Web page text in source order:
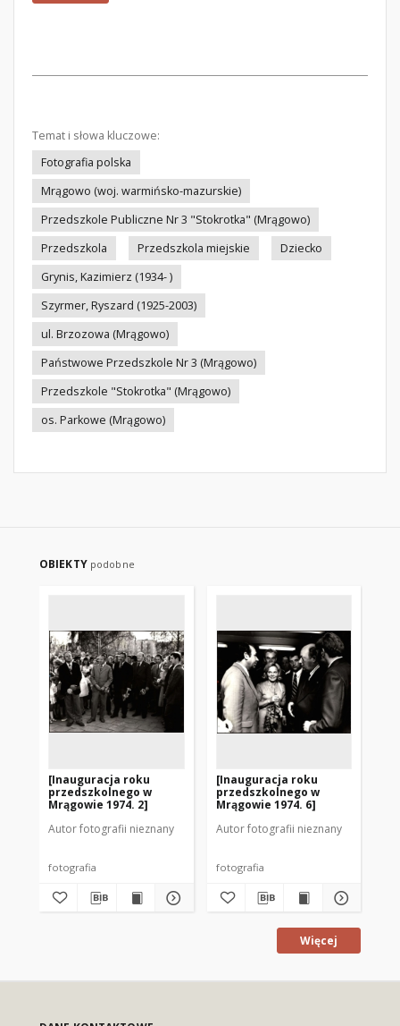
Temat i słowa kluczowe:
Fotografia polska
Mrągowo (woj. warmińsko-mazurskie)
Przedszkole Publiczne Nr 3 "Stokrotka" (Mrągowo)
Przedszkola
Przedszkola miejskie
Dziecko
Grynis, Kazimierz (1934- )
Szyrmer, Ryszard (1925-2003)
ul. Brzozowa (Mrągowo)
Państwowe Przedszkole Nr 3 (Mrągowo)
Przedszkole "Stokrotka" (Mrągowo)
os. Parkowe (Mrągowo)
OBIEKTY podobne
[Inauguracja roku
przedszkolnego w
Mrągowie 1974. 2]
Autor fotografii nieznany
fotografia
[Inauguracja roku
przedszkolnego w
Mrągowie 1974. 6]
Autor fotografii nieznany
fotografia
Więcej